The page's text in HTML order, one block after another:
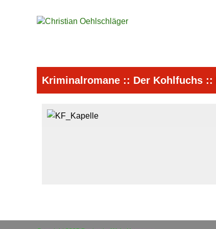
Kriminalromane :: Der Kohlfuchs ::